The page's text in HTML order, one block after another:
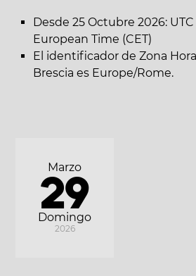
Desde 25 Octubre 2026: UTC
European Time (CET)
El identificador de Zona
Brescia es Europe/Rome.
Domingo
Marzo
29
2026